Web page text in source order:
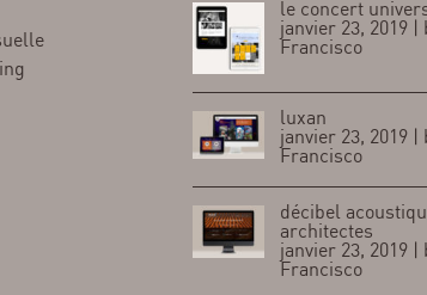
le concert
janvier 23, 2019 |
Francisco
luxan
janvier 23, 2019 |
Francisco
décibel
architectes
janvier 23, 2019 |
Francisco